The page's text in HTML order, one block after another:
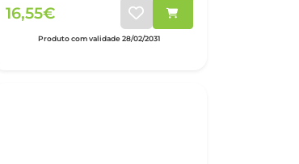
16,55€
Produto com validade 28/02/2031